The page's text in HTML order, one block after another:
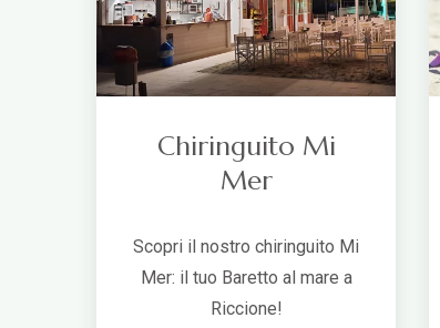
Chiringuito Mi
Mer
Scopri il nostro chiringuito Mi
Mer: il tuo Baretto al mare a
Riccione!